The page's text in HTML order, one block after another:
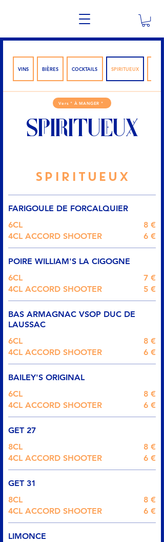
VINS BIÈRES COCKTAILS SPIRITUEUX
SPIRITUEUX
SPIRITUEUX
FARIGOULE DE FORCALQUIER
6CL
8 €
4CL ACCORD SHOOTER
6 €
POIRE WILLIAM'S LA CIGOGNE
6CL
7 €
4CL ACCORD SHOOTER
5 €
BAS ARMAGNAC VSOP DUC DE
LAUSSAC
6CL
8 €
4CL ACCORD SHOOTER
6 €
BAILEY'S ORIGINAL
6CL
8 €
4CL ACCORD SHOOTER
6 €
GET 27
8CL
8 €
4CL ACCORD SHOOTER
6 €
GET 31
8CL
8 €
4CL ACCORD SHOOTER
6 €
LIMONCE
Vers " À MANGER "